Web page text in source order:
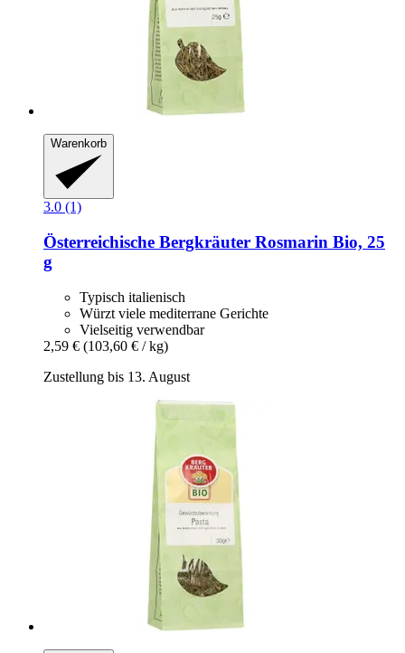
Warenkorb
3.0 (1)
Österreichische Bergkräuter Rosmarin Bio, 25
g
Typisch italienisch
Würzt viele mediterrane Gerichte
Vielseitig verwendbar
2,59 € (103,60 € / kg)
Zustellung bis 13. August